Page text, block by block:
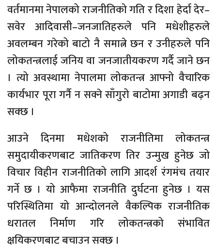
वर्तमानमा नेपालको राजनीतिको गति र दिशा हेर्दा देर–
सवेर आदिवासी–जनजातिहरुले पनि मधेशीहरुले
अवलम्बन गरेको बाटो नै समात्ने छन र उनीहरुले पनि
लोकतन्त्रलाई जनिय वा जनजातीयकरण गर्दै जाने छन
। त्यो अवस्थामा नेपालमा लोकतन्त्र आफ्नो वैचारिक
कार्यभार पूरा गर्नै न सक्ने साँगुरो बाटोमा अगाडी बढ़न
सक्छ ।
आउने दिनमा मधेशको राजनीतिमा लोकतन्त्र
समुदायीकरणबाट जातिकरण तिर उन्मुख हुनेछ जो
विचार विहीन राजनीतिको लागि आदर्श रंगमंच तयार
गर्ने छ । यो आफैमा राजनीति दुर्घटना हुनेछ । यस
परिस्थितिमा यो आन्दोलनले वैकल्पिक राजनीतिक
धरातल निर्माण गरि लोकतन्त्रको संभावित
क्षयिकरणबाट बचाउन सक्छ ।